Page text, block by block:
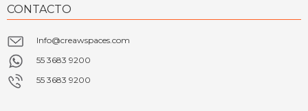
CONTACTO
Info@creawspaces.com
55 3683 9200
55 3683 9200